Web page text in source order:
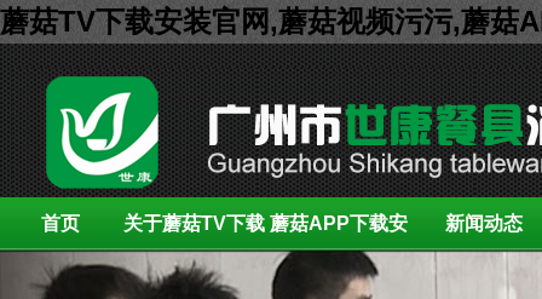
蘑菇TV下载安装官网,蘑菇视频污污,蘑菇
首页 关于蘑菇TV下载
安装官网
蘑菇APP下载安
装展示
新闻动态